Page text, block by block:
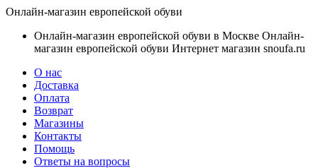
Онлайн-магазин европейской обуви
Онлайн-магазин европейской обуви в Москве Онлайн-
магазин европейской обуви Интернет магазин snoufa.ru
О нас
Доставка
Оплата
Возврат
Магазины
Контакты
Помощь
Ответы на вопросы